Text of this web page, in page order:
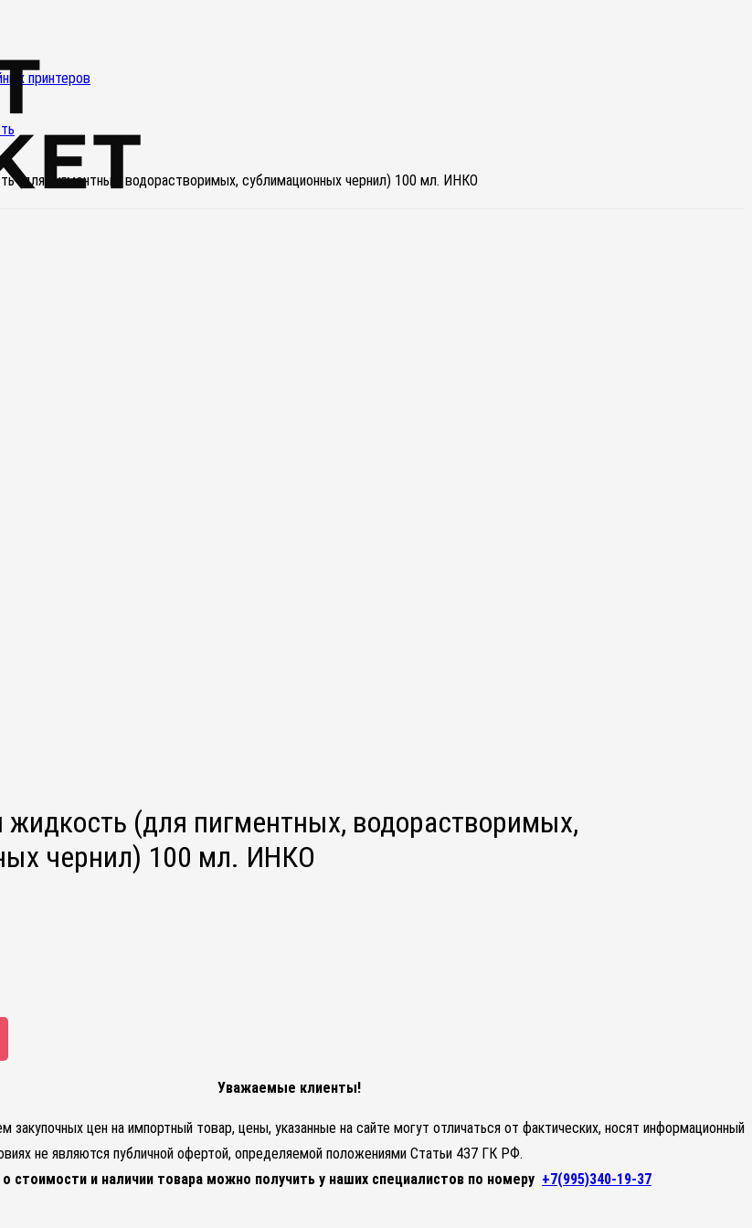
принтеров
(для пигментных, водорастворимых, сублимационных чернил) 100 мл. ИНКО
(для пигментных, водорастворимых,
чернил) 100 мл. ИНКО
Уважаемые клиенты!
закупочных цен на импортный товар, цены, указанные на сайте могут отличаться от фактических, носят информационный
не являются публичной офертой, определяемой положениями Статьи 437 ГК РФ.
стоимости и наличии товара можно получить у наших специалистов по номеру +7(995)340-19-37